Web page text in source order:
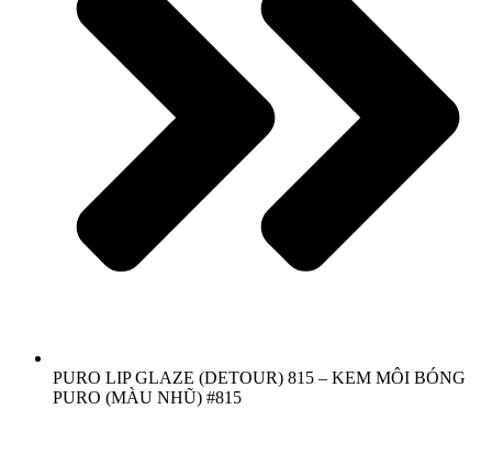
PURO LIP GLAZE (DETOUR) 815 – KEM MÔI BÓNG
PURO (MÀU NHŨ) #815